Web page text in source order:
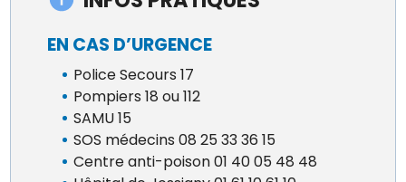
EN CAS D’URGENCE
Police Secours 17
Pompiers 18 ou 112
SAMU 15
SOS médecins 08 25 33 36 15
Centre anti-poison 01 40 05 48 48